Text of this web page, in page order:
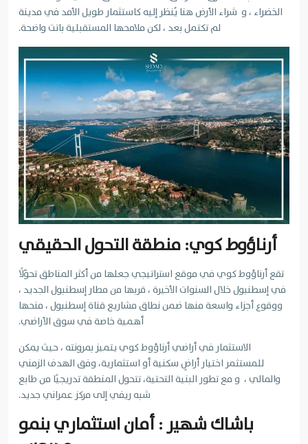
الخضراء ، و شراء الأرض هنا يُنظر إليه كاستثمار طويل الأمد في مدينة
لم تكتمل بعد ، لكن ملامحها المستقبلية باتت واضحة.
أرناؤوط كوي: منطقة التحول الحقيقي
تقع أرناؤوط كوي في موقع استراتيجي جعلها من أكثر المناطق تحوّلًا
في إسطنبول خلال السنوات الأخيرة ، قربها من مطار إسطنبول الجديد ،
ووقوع أجزاء واسعة منها ضمن نطاق مشاريع قناة إسطنبول ، منحها
أهمية خاصة في سوق الأراضي.
الاستثمار في أراضي أرناؤوط كوي يتميز بمرونته ، حيث يمكن
للمستثمر اختيار أراضٍ سكنية أو استثمارية، وفق الهدف الزمني
والمالي ، و مع تطور البنية التحتية، تتحول المنطقة تدريجيًا من طابع
شبه ريفي إلى مركز عمراني جديد.
باشاك شهير : أمان استثماري بنمو